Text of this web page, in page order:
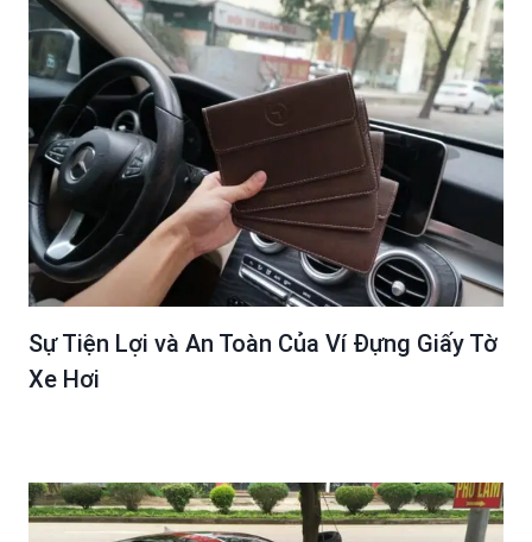
Sự Tiện Lợi và An Toàn Của Ví Đựng Giấy Tờ
Xe Hơi